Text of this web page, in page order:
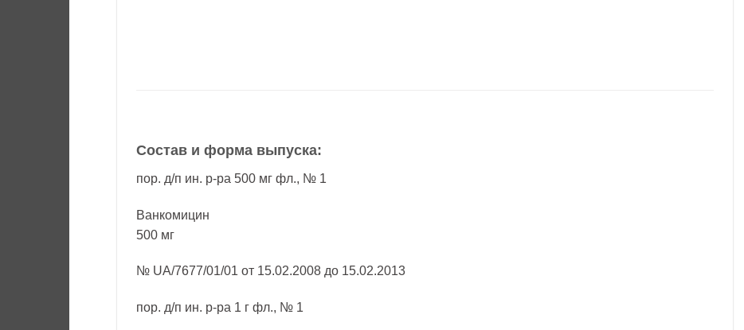
Состав и форма выпуска:
пор. д/п ин. р-ра 500 мг фл., № 1
Ванкомицин
500 мг
№ UA/7677/01/01 от 15.02.2008 до 15.02.2013
пор. д/п ин. р-ра 1 г фл., № 1